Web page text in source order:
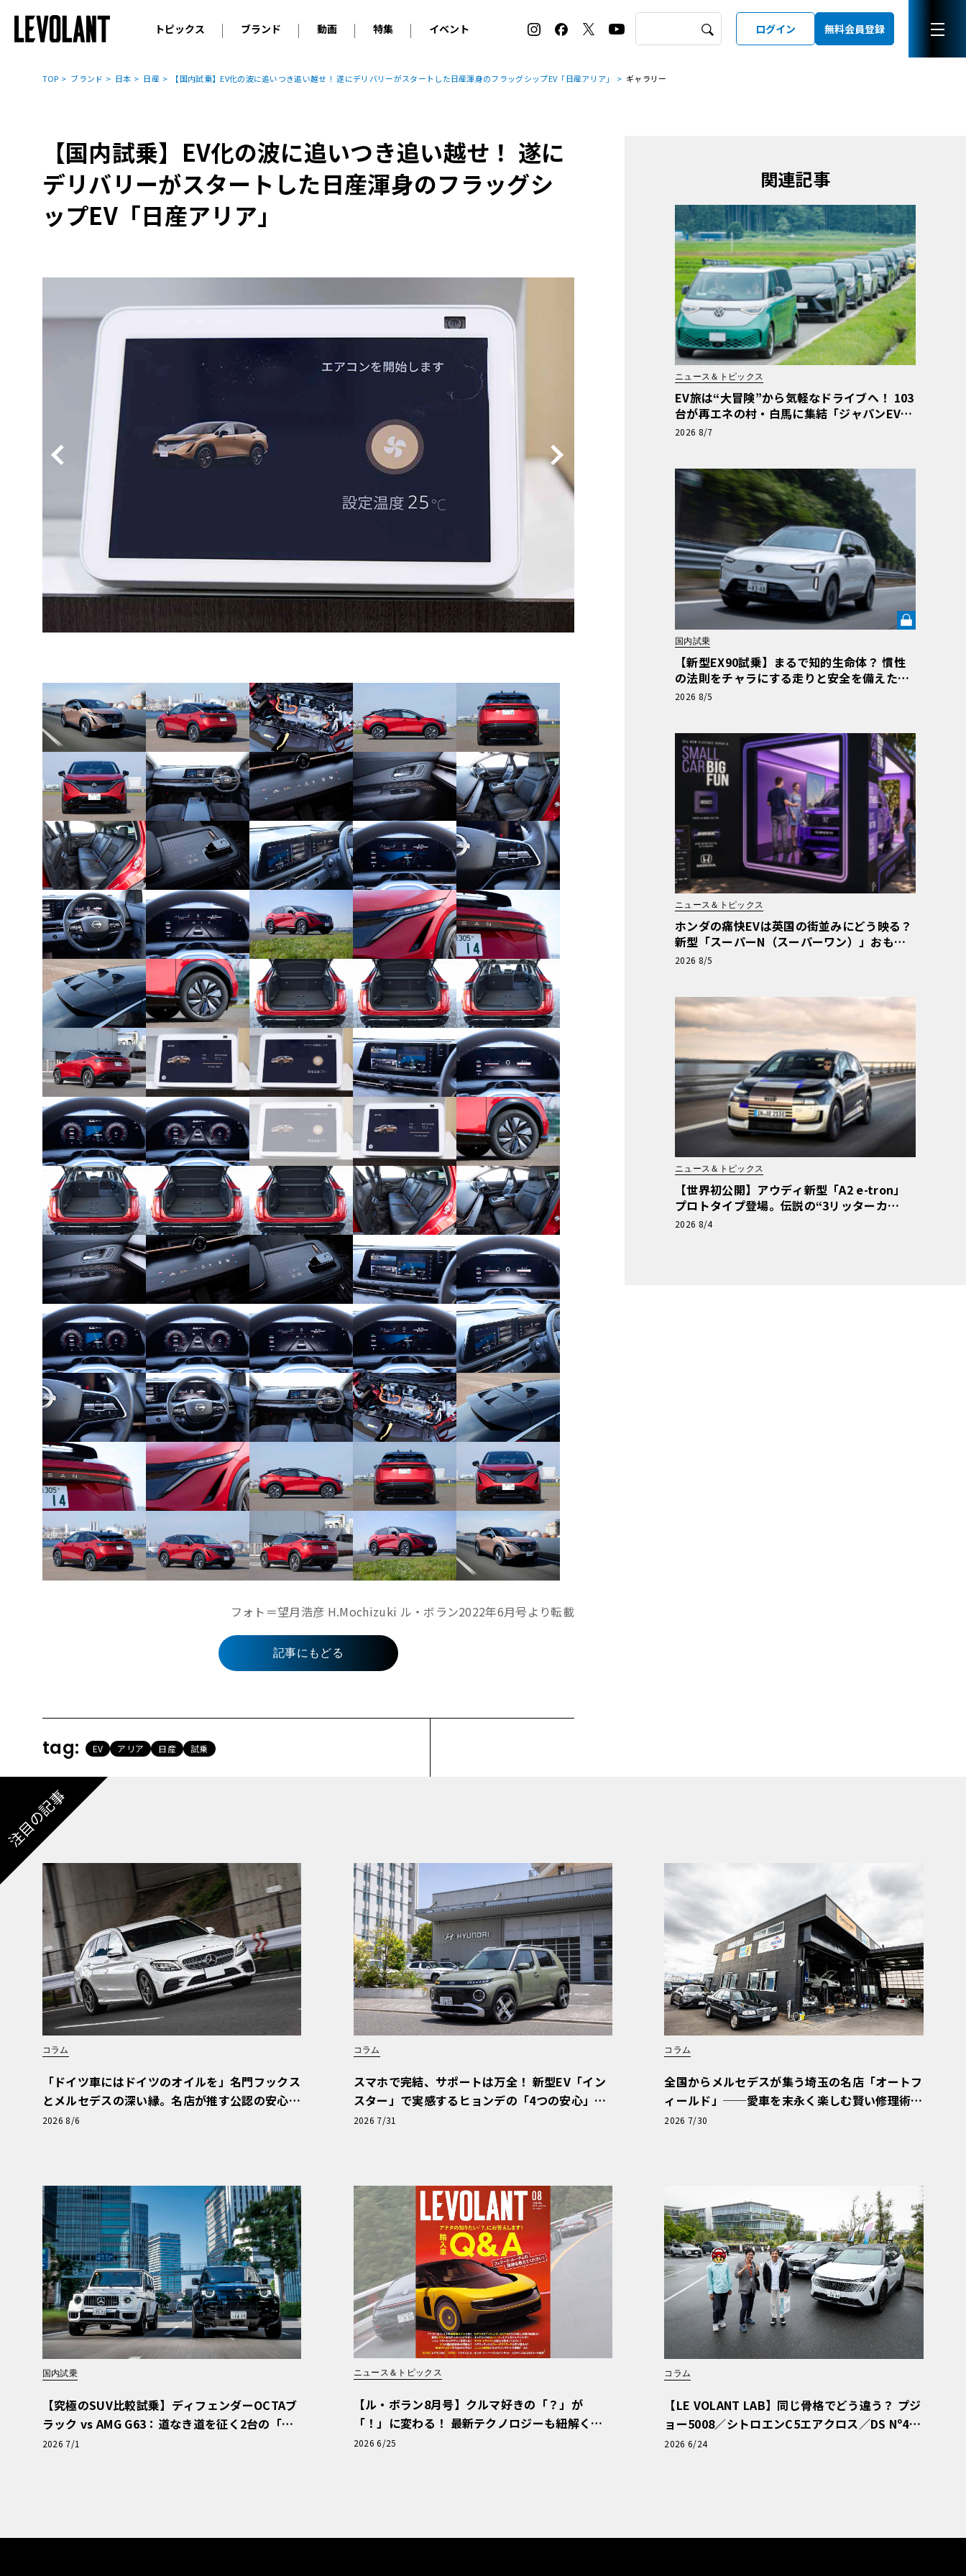
トピックス
ニュース
コラム
ブランド
輸入車 アウディ BMW
アルピナ
プジョー
ルノー
アバルト
アルファ・ロメオ
フェラーリ
フィアット
ランボルギーニ
マセラティ
アストン・マーティン
ジープ
テスラ
ヒョンデ
スバル
マツダ
ダイハツ
動画
オリジナル動画
特集
2026 サマータイヤ＆ホイール バイヤーズガイド
ホイールカタログ
タイヤ特集
イベント
ル・ボラン カーズ・ミート2026横浜
EV:LIFE KOBE 2025
ル・ボラン カーズ・ミート2025横浜
ログイン 無料会員登録
TOP ブランド 日本 日産 【国内試乗】EV化の波に追いつき追い越せ！ 遂にデリバリーがスタートした日産渾身のフラッグシップEV「日産アリア」 ギャラリー
【国内試乗】EV化の波に追いつき追い越せ！ 遂に
デリバリーがスタートした日産渾身のフラッグシ
ップEV「日産アリア」
フォト＝望月浩彦 H.Mochizuki ル・ボラン2022年6月号より転載
記事にもどる
tag: EV アリア 日産 試乗
関連記事
ニュース＆トピックス
EV旅は“大冒険”から気軽なドライブへ！ 103
台が再エネの村・白馬に集結「ジャパンEVラ
リー2026」体験記
2026 8/7
国内試乗
【新型EX90試乗】まるで知的生命体？ 慣性
の法則をチャラにする走りと安全を備えた、
ボルボ新旗艦EVの結論《LE VOLANT LAB》
2026 8/5
ニュース＆トピックス
ホンダの痛快EVは英国の街並みにどう映る？
新型「スーパーN（スーパーワン）」おもち
ゃ箱ツアーの全貌
2026 8/5
ニュース＆トピックス
【世界初公開】アウディ新型「A2 e-tron」
プロトタイプ登場。伝説の“3リッターカ
ー”が最高効率エントリーBEVとして復活
2026 8/4
注目の記事
コラム
「ドイツ車にはドイツのオイルを」名門フックス
とメルセデスの深い縁。名店が推す公認の安心
と、Cクラスで味わうシルキーな走り〈PR〉
2026 8/6
コラム
スマホで完結、サポートは万全！ 新型EV「イン
スター」で実感するヒョンデの「4つの安心」
【第1回・ヒョンデ6つの疑問：Why? Hyunda
2026 7/31
コラム
全国からメルセデスが集う埼玉の名店「オートフ
ィールド」──愛車を末永く楽しむ賢い修理術
と、プロがフックス製オイルを選ぶ理由〈PR〉
2026 7/30
国内試乗
【究極のSUV比較試乗】ディフェンダーOCTAブ
ラック vs AMG G63：道なき道を征く2台の「対
極的アプローチ」
2026 7/1
ニュース＆トピックス
【ル・ボラン8月号】クルマ好きの「？」が
「！」に変わる！ 最新テクノロジーも紐解く
「輸入車Q&A」
2026 6/25
コラム
【LE VOLANT LAB】同じ骨格でどう違う？ プジ
ョー5008／シトロエンC5エアクロス／DS Nº4
読者一気乗りレポート
2026 6/24